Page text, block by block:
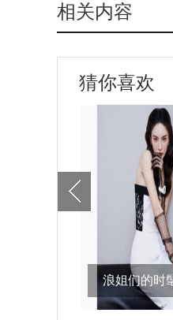
相关内容
猜你喜欢
浪姐们的时